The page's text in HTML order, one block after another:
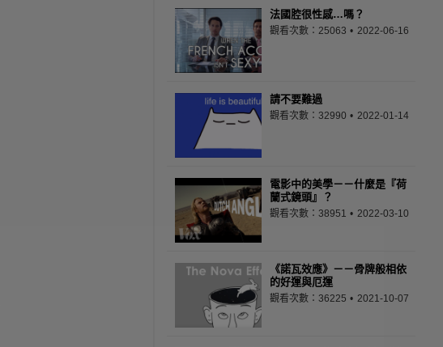
法國腔很性感…嗎？
觀看次數：25063 2022-06-16
請不要難過
觀看次數：32990 2022-01-14
電影中的美學－－什麼是『荷
蘭式鏡頭』？
觀看次數：38951 2022-03-10
《諾瓦效應》－－骨牌般相依
的好運與厄運
觀看次數：36225 2021-10-07